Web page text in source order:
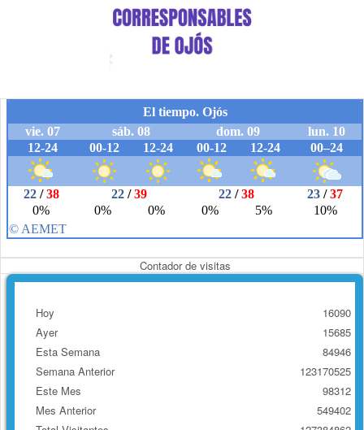
Contador de visitas
Hoy
Ayer
Esta Semana
Semana Anterior
Este Mes
Mes Anterior
16090
15685
84946
123170525
98312
549402